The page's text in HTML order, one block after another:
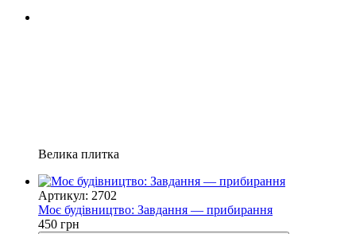
Велика плитка
Артикул: 2702
Моє будівництво: Завдання — прибирання
450 грн